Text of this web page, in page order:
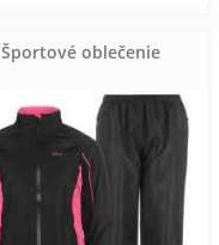
Športové oblečenie